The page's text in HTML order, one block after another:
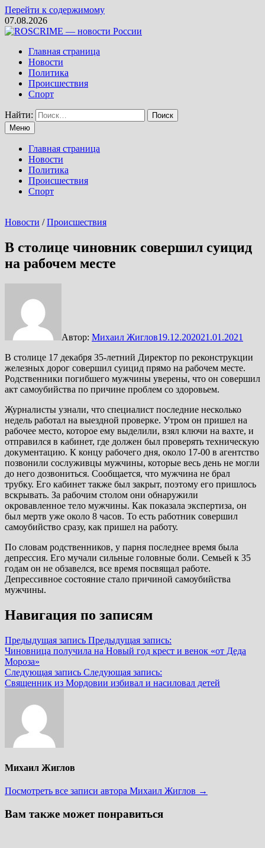
Перейти к содержимому
07.08.2026
Главная страница
Новости
Политика
Происшествия
Спорт
Найти:
Меню
Главная страница
Новости
Политика
Происшествия
Спорт
Новости /Происшествия
В столице чиновник совершил суицид
на рабочем месте
Автор: Михаил Жиглов19.12.202021.01.2021
В столице 17 декабря 35-летний Директор по реконструкции
железных дорог совершил суицид прямо на рабочем месте.
Родственники погибшего мужчины уверены, что он совершил
акт самоубийства по причине проблем со здоровьем.
Журналисты узнали, что специалист последние несколько
недель работал на выездной проверке. Утром он пришел на
рабочее место, которое ему выделили, взял ключи на вахте, и
отправился в кабинет, где должен был проверять техническую
документацию. К концу рабочего дня, около 17-00 в агентство
позвонили сослуживцы мужчины, которые весь день не могли
до него дозвониться. Сообщается, что мужчина не брал
трубку. Его кабинет также был закрыт, поэтому его пришлось
вскрывать. За рабочим столом они обнаружили
окровавленное тело мужчины. Как показала экспертиза, он
был мертв уже около 8 часов. То есть работник совершил
самоубийство сразу, как пришел на работу.
По словам родственников, у парня последнее время была
депрессия. Его мучали сильные головные боли. Семьей к 35
годам он не обзавелся, все время посвящал работе.
Депрессивное состояние стало причиной самоубийства
мужчины.
Навигация по записям
Предыдущая запись Предыдущая запись:
Чиновница получила на Новый год крест и венок «от Деда
Мороза»
Следующая запись Следующая запись:
Священник из Мордовии избивал и насиловал детей
Михаил Жиглов
Посмотреть все записи автора Михаил Жиглов →
Вам также может понравиться